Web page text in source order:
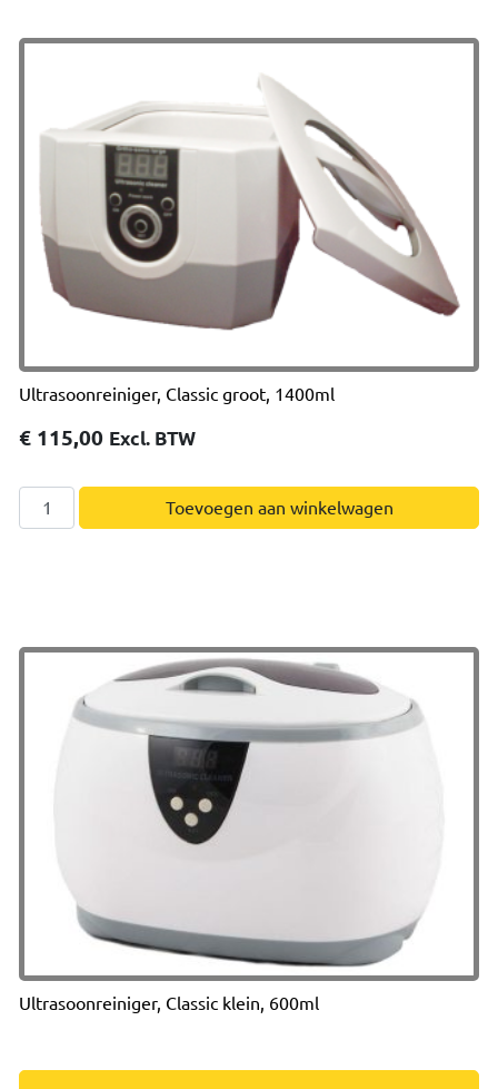
Ultrasoonreiniger, Classic groot, 1400ml
€ 115,00 Excl. BTW
Ultrasoonreiniger,
Classic
Toevoegen aan winkelwagen
Ultrasoonreiniger, Classic klein, 600ml